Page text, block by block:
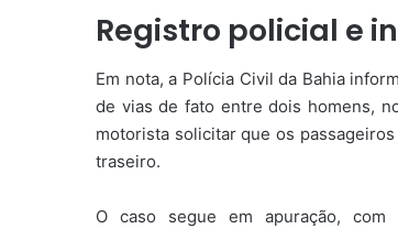
Registro policial e
Em nota, a Polícia Civil da Bahia
de vias de fato entre dois homens,
motorista solicitar que os
traseiro.
O caso segue em apuração,